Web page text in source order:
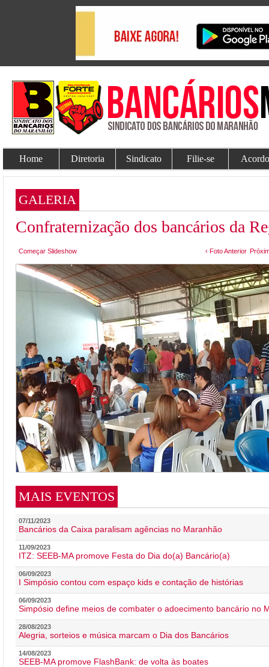
Home Diretoria Sindicato Filie-se
GALERIA
Confraternização dos bancários da
Começar Slideshow ‹ Foto Anterior
MAIS EVENTOS
07/11/2023
Bancários da Caixa paralisam agências no Maranhão
11/09/2023
ITZ: SEEB-MA promove Festa do Dia do(a) Bancário(a)
06/09/2023
I Simpósio contou com espaço kids e contação de histórias
06/09/2023
Simpósio define meios de combater o adoecimento bancário no
28/08/2023
Alegria, sorteios e música marcam o Dia dos Bancários
14/08/2023
SEEB-MA promove FlashBank: de volta às boates